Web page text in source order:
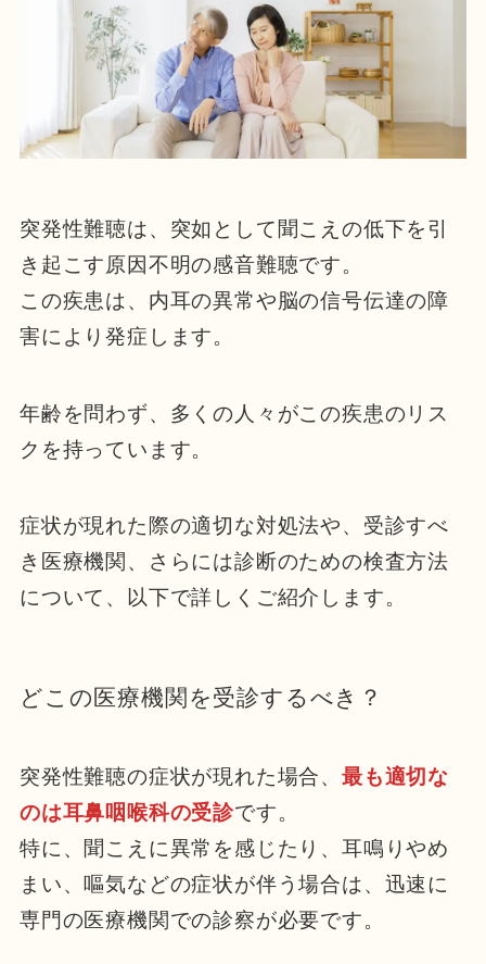
突発性難聴は、突如として聞こえの低下を引
き起こす原因不明の感音難聴です。
この疾患は、内耳の異常や脳の信号伝達の障
害により発症します。
年齢を問わず、多くの人々がこの疾患のリス
クを持っています。
症状が現れた際の適切な対処法や、受診すべ
き医療機関、さらには診断のための検査方法
について、以下で詳しくご紹介します。
どこの医療機関を受診するべき？
突発性難聴の症状が現れた場合、最も適切な
のは耳鼻咽喉科の受診です。
特に、聞こえに異常を感じたり、耳鳴りやめ
まい、嘔気などの症状が伴う場合は、迅速に
専門の医療機関での診察が必要です。